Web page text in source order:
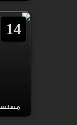
14
مسلسل